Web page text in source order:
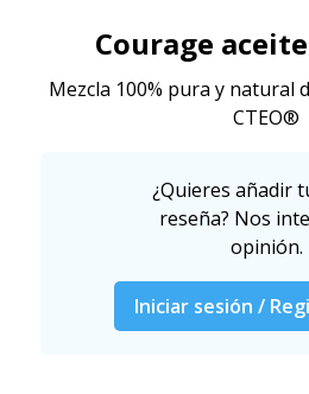
Courage
Mezcla 100% pura y natural
CTEO®
¿Quieres añadir
reseña? Nos
opinión.
Iniciar sesión /